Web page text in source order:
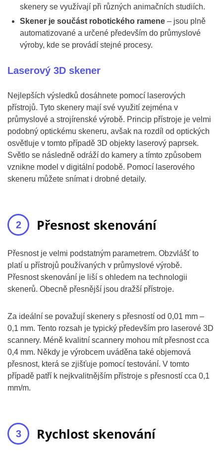
skenery se využívají při různých animačních studiích.
Skener je součást robotického ramene – jsou plně
automatizované a určené především do průmyslové
výroby, kde se provádí stejné procesy.
Laserový 3D skener
Nejlepších výsledků dosáhnete pomocí laserových
přístrojů. Tyto skenery mají své využití zejména v
průmyslové a strojírenské výrobě. Princip přístroje je velmi
podobný optickému skeneru, avšak na rozdíl od optických
osvětluje v tomto případě 3D objekty laserový paprsek.
Světlo se následně odráží do kamery a tímto způsobem
vznikne model v digitální podobě. Pomocí laserového
skeneru můžete snímat i drobné detaily.
Přesnost skenování
Přesnost je velmi podstatným parametrem. Obzvlášť to
platí u přístrojů používaných v průmyslové výrobě.
Přesnost skenování je liší s ohledem na technologii
skenerů. Obecně přesnější jsou dražší přístroje.
Za ideální se považují skenery s přesností od 0,01 mm –
0,1 mm. Tento rozsah je typický především pro laserové 3D
scannery. Méně kvalitní scannery mohou mít přesnost cca
0,4 mm. Někdy je výrobcem uváděna také objemová
přesnost, která se zjišťuje pomocí testování. V tomto
případě patří k nejkvalitnějším přístroje s přesností cca 0,1
mm/m.
Rychlost skenování